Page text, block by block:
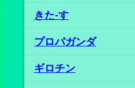
きた‐す
プロパガンダ
ギロチン